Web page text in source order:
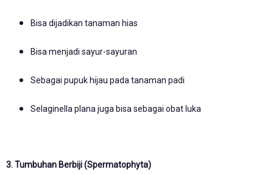
Bisa dijadikan tanaman hias
Bisa menjadi sayur-sayuran
Sebagai pupuk hijau pada tanaman padi
Selaginella plana juga bisa sebagai obat luka
3. Tumbuhan Berbiji (Spermatophyta)